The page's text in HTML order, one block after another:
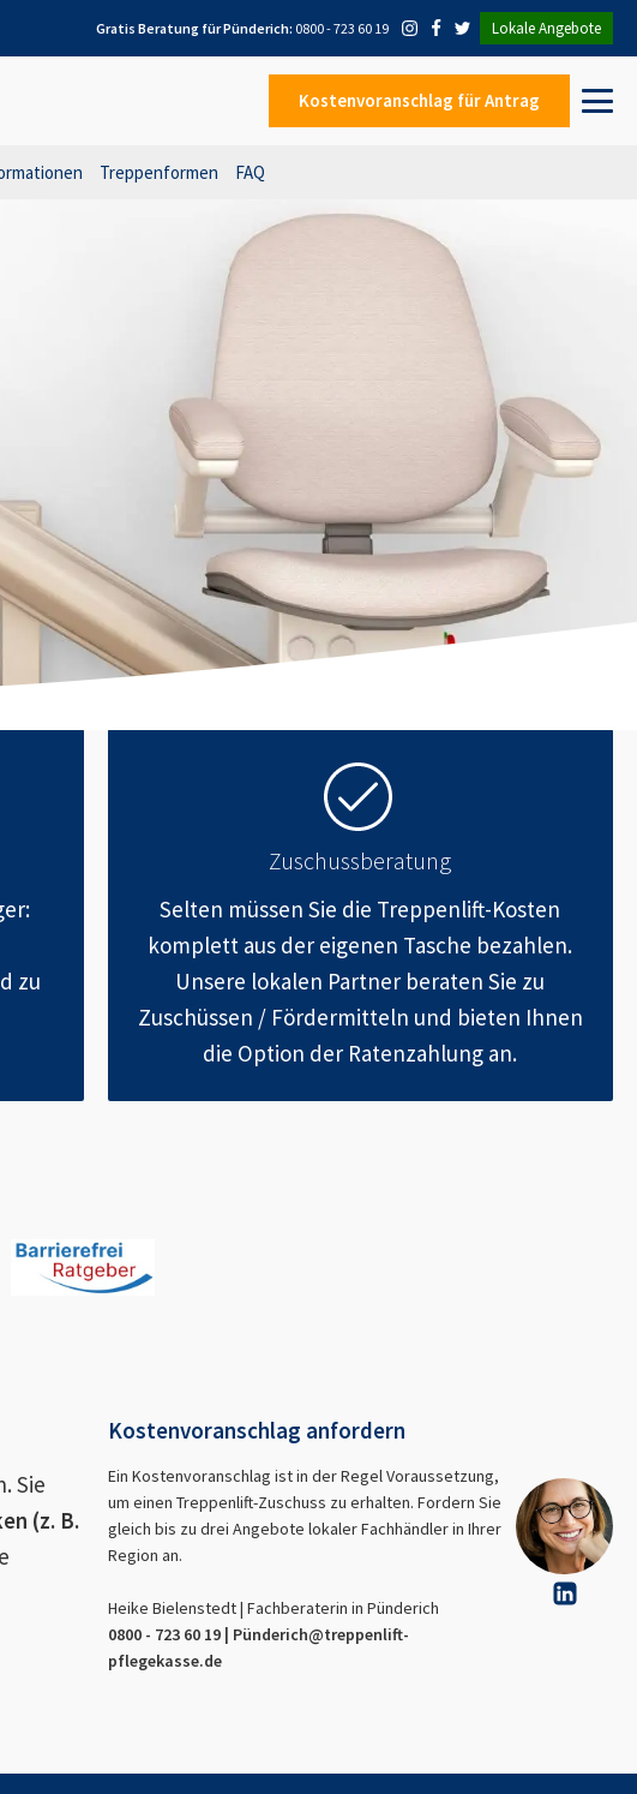
Gratis Beratung fürPünderich: 0800 - 723 60 19 Lokale Angebote
Kostenvoranschlag für Antrag
Treppenformen FAQ
zu
Zuschussberatung
Selten müssen Sie die Treppenlift-Kosten
komplett aus der eigenen Tasche bezahlen.
Unsere lokalen Partner beraten Sie zu
Zuschüssen / Fördermitteln und bieten Ihnen
die Option der Ratenzahlung an.
Sie
(z. B.
Kostenvoranschlag anfordern
Ein Kostenvoranschlag ist in der Regel Voraussetzung,
um einen Treppenlift-Zuschuss zu erhalten. Fordern Sie
gleich bis zu drei Angebote lokaler Fachhändler in Ihrer
Region an.
Heike Bielenstedt | Fachberaterin in Pünderich
0800 - 723 60 19 | Pünderich@treppenlift-
pflegekasse.de